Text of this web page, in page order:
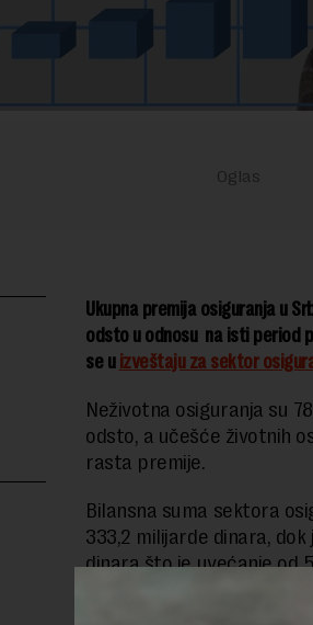
Ukupna premija osiguranja u
odsto u odnosu na isti period
se u izveštaju za sektor
Neživotna osiguranja su
odsto, a učešće životnih
rasta premije.
Bilansna suma sektora
333,2 milijarde dinara,
dinara što je uvećanje od
Posmatrano prema